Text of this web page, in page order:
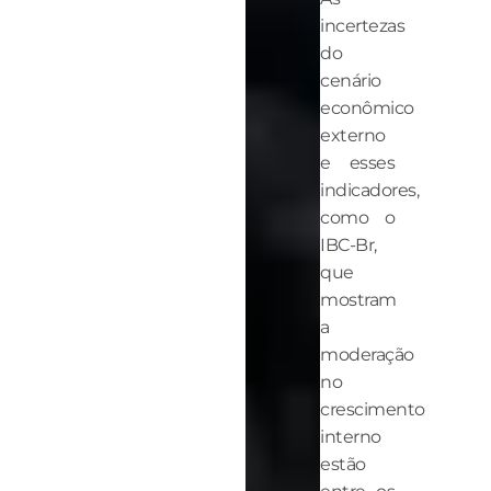
incertezas
do
cenário
econômico
externo
e esses
indicadores,
como o
IBC-Br,
que
mostram
a
moderação
no
crescimento
interno
estão